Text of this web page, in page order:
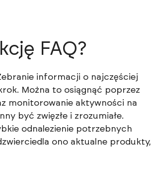
FAQ?
informacji o najczęściej
Można to osiągnąć poprzez
monitorowanie aktywności na
być zwięzłe i zrozumiałe.
odnalezienie potrzebnych
ono aktualne produkty,